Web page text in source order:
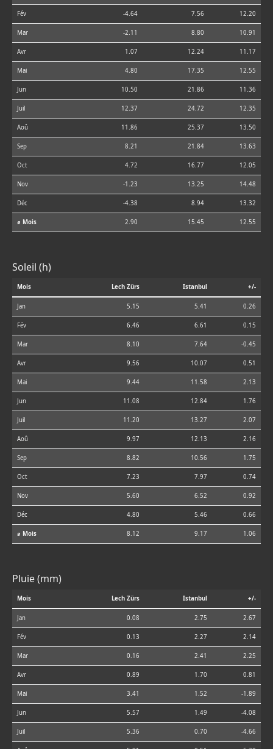
Fév -4.64 7.56 12.20
Mar -2.11 8.80 10.91
Avr 1.07 12.24 11.17
Mai 4.80 17.35 12.55
Jun 10.50 21.86 11.36
Juil 12.37 24.72 12.35
Aoû 11.86 25.37 13.50
Sep 8.21 21.84 13.63
Oct 4.72 16.77 12.05
Nov -1.23 13.25 14.48
Déc -4.38 8.94 13.32
⌀ Mois 2.90 15.45 12.55
Soleil (h)
Mois Lech Zürs Istanbul +/-
Jan 5.15 5.41 0.26
Fév 6.46 6.61 0.15
Mar 8.10 7.64 -0.45
Avr 9.56 10.07 0.51
Mai 9.44 11.58 2.13
Jun 11.08 12.84 1.76
Juil 11.20 13.27 2.07
Aoû 9.97 12.13 2.16
Sep 8.82 10.56 1.75
Oct 7.23 7.97 0.74
Nov 5.60 6.52 0.92
Déc 4.80 5.46 0.66
⌀ Mois 8.12 9.17 1.06
Pluie (mm)
Mois Lech Zürs Istanbul +/-
Jan 0.08 2.75 2.67
Fév 0.13 2.27 2.14
Mar 0.16 2.41 2.25
Avr 0.89 1.70 0.81
Mai 3.41 1.52 -1.89
Jun 5.57 1.49 -4.08
Juil 5.36 0.70 -4.66